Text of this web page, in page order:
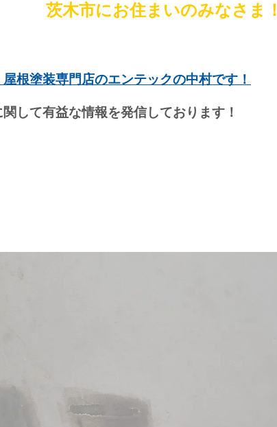
茨木市にお住まいのみなさま！
根塗装専門店のエンテックの中村です！
して有益な情報を発信しております！